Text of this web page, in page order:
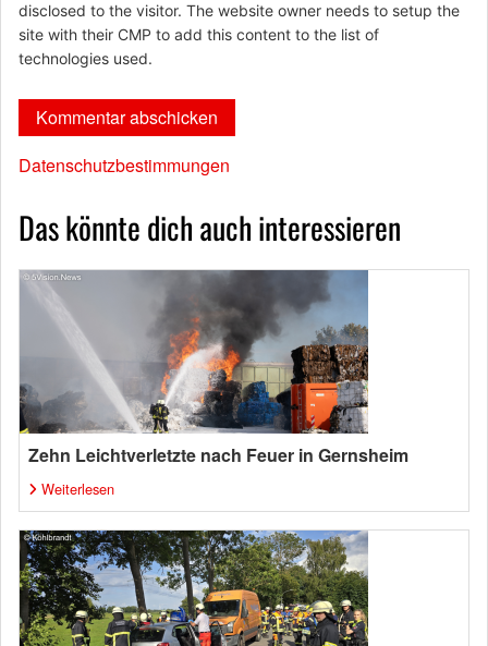
disclosed to the visitor. The website owner needs to setup the
site with their CMP to add this content to the list of
technologies used.
Datenschutzbestimmungen
Das könnte dich auch interessieren
Zehn Leichtverletzte nach Feuer in Gernsheim
Weiterlesen